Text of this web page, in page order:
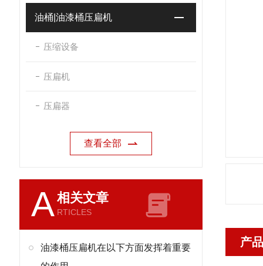
油桶|油漆桶压扁机
压缩设备
压扁机
压扁器
查看全部
A相关文章
RTICLES
油漆桶压扁机在以下方面发挥着重要
产